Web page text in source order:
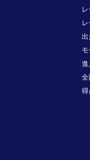
進
全
得